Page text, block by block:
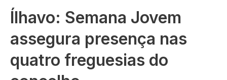
Ílhavo: Semana Jovem
assegura presença nas
quatro freguesias do